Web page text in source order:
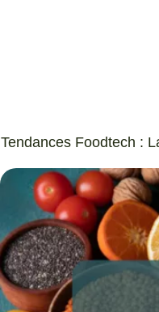
Tendances Foodtech :